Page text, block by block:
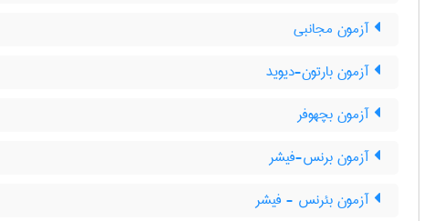
آزمون مجانبی
آزمون بارتون-دیوید
آزمون بچهوفر
آزمون برنس-فیشر
آزمون بئرنس - فیشر